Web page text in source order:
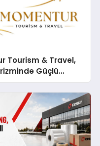
Tourism & Travel,
Güçlü
Ağıyla Fark